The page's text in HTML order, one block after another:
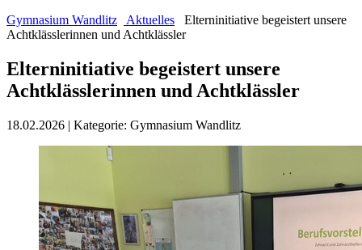
Gymnasium Wandlitz
Aktuelles
Elterninitiative begeistert unsere
Achtklässlerinnen und Achtklässler
Elterninitiative begeistert unsere
Achtklässlerinnen und Achtklässler
18.02.2026 | Kategorie: Gymnasium Wandlitz